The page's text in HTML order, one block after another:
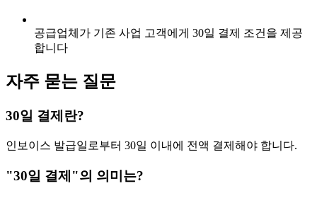
공급업체가 기존 사업 고객에게 30일 결제 조건을 제공
합니다
자주 묻는 질문
30일 결제란?
인보이스 발급일로부터 30일 이내에 전액 결제해야 합니다.
"30일 결제"의 의미는?